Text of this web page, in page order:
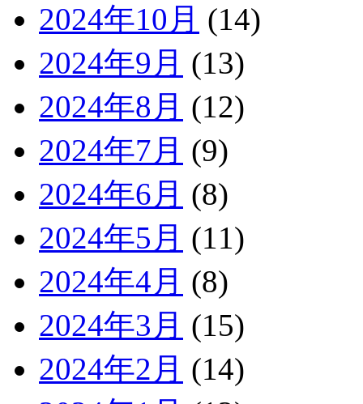
2024年10月 (14)
2024年9月 (13)
2024年8月 (12)
2024年7月 (9)
2024年6月 (8)
2024年5月 (11)
2024年4月 (8)
2024年3月 (15)
2024年2月 (14)